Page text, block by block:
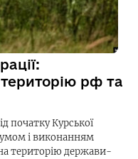
рф та
початку Курської
і виконанням
на територію держави-